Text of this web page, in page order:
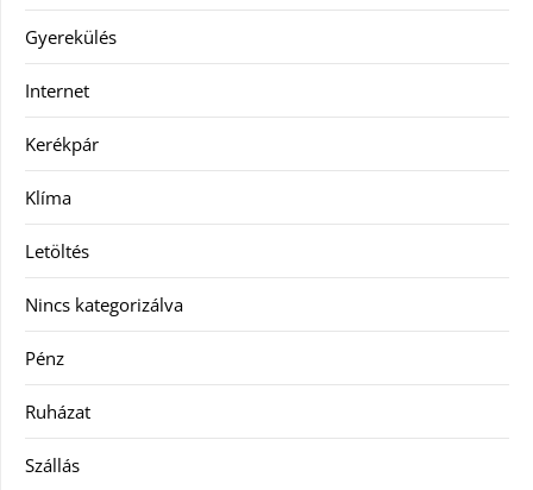
Gyerekülés
Internet
Kerékpár
Klíma
Letöltés
Nincs kategorizálva
Pénz
Ruházat
Szállás